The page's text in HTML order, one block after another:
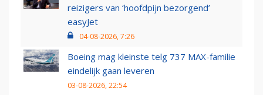
reizigers van ‘hoofdpijn bezorgend’
easyJet
04-08-2026, 7:26
Boeing mag kleinste telg 737 MAX-familie
eindelijk gaan leveren
03-08-2026, 22:54